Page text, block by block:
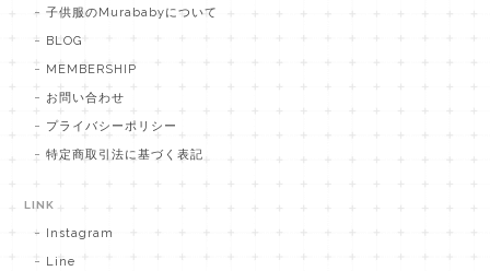
子供服のMurababyについて
BLOG
MEMBERSHIP
お問い合わせ
プライバシーポリシー
特定商取引法に基づく表記
LINK
Instagram
Line